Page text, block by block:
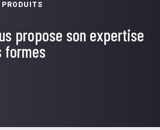
propose son expertise
formes